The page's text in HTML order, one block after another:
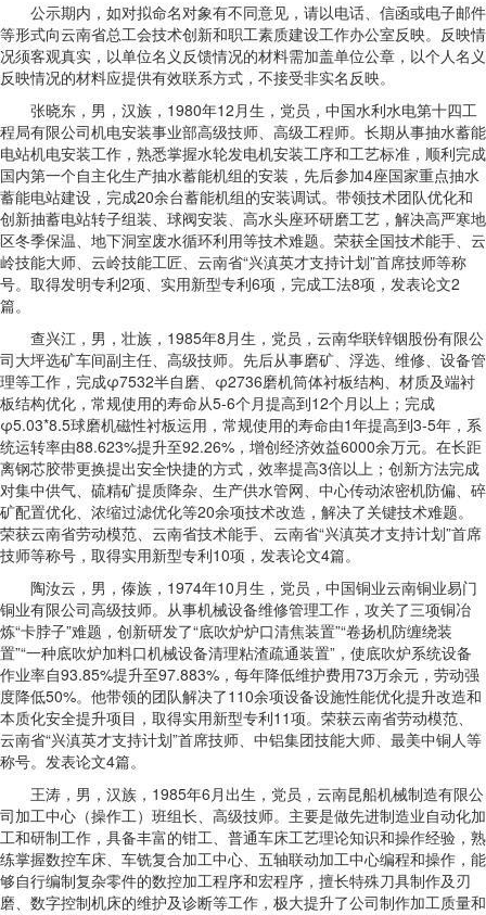
公示期内，如对拟命名对象有不同意见，请以电话、信函或电子邮件
等形式向云南省总工会技术创新和职工素质建设工作办公室反映。反映情
况须客观真实，以单位名义反馈情况的材料需加盖单位公章，以个人名义
反映情况的材料应提供有效联系方式，不接受非实名反映。
张晓东，男，汉族，1980年12月生，党员，中国水利水电第十四工
程局有限公司机电安装事业部高级技师、高级工程师。长期从事抽水蓄能
电站机电安装工作，熟悉掌握水轮发电机安装工序和工艺标准，顺利完成
国内第一个自主化生产抽水蓄能机组的安装，先后参加4座国家重点抽水
蓄能电站建设，完成20余台蓄能机组的安装调试。带领技术团队优化和
创新抽蓄电站转子组装、球阀安装、高水头座环研磨工艺，解决高严寒地
区冬季保温、地下洞室废水循环利用等技术难题。荣获全国技术能手、云
岭技能大师、云岭技能工匠、云南省“兴滇英才支持计划”首席技师等称
号。取得发明专利2项、实用新型专利6项，完成工法8项，发表论文2
篇。
查兴江，男，壮族，1985年8月生，党员，云南华联锌铟股份有限公
司大坪选矿车间副主任、高级技师。先后从事磨矿、浮选、维修、设备管
理等工作，完成φ7532半自磨、φ2736磨机筒体衬板结构、材质及端衬
板结构优化，常规使用的寿命从5-6个月提高到12个月以上；完成
φ5.03*8.5球磨机磁性衬板运用，常规使用的寿命由1年提高到3-5年，系
统运转率由88.623%提升至92.26%，增创经济效益6000余万元。在长距
离钢芯胶带更换提出安全快捷的方式，效率提高3倍以上；创新方法完成
对集中供气、硫精矿提质降杂、生产供水管网、中心传动浓密机防偏、碎
矿配置优化、浓缩过滤优化等20余项技术改造，解决了关键技术难题。
荣获云南省劳动模范、云南省技术能手、云南省“兴滇英才支持计划”首席
技师等称号，取得实用新型专利10项，发表论文4篇。
陶汝云，男，傣族，1974年10月生，党员，中国铜业云南铜业易门
铜业有限公司高级技师。从事机械设备维修管理工作，攻关了三项铜冶
炼“卡脖子”难题，创新研发了“底吹炉炉口清焦装置”“卷扬机防缠绕装
置”“一种底吹炉加料口机械设备清理粘渣疏通装置”，使底吹炉系统设备
作业率自93.85%提升至97.883%，每年降低维护费用73万余元，劳动强
度降低50%。他带领的团队解决了110余项设备设施性能优化提升改造和
本质化安全提升项目，取得实用新型专利11项。荣获云南省劳动模范、
云南省“兴滇英才支持计划”首席技师、中铝集团技能大师、最美中铜人等
称号。发表论文4篇。
王涛，男，汉族，1985年6月出生，党员，云南昆船机械制造有限公
司加工中心（操作工）班组长、高级技师。主要是做先进制造业自动化加
工和研制工作，具备丰富的钳工、普通车床工艺理论知识和操作经验，熟
练掌握数控车床、车铣复合加工中心、五轴联动加工中心编程和操作，能
够自行编制复杂零件的数控加工程序和宏程序，擅长特殊刀具制作及刃
磨、数字控制机床的维护及诊断等工作，极大提升了公司制作加工质量和